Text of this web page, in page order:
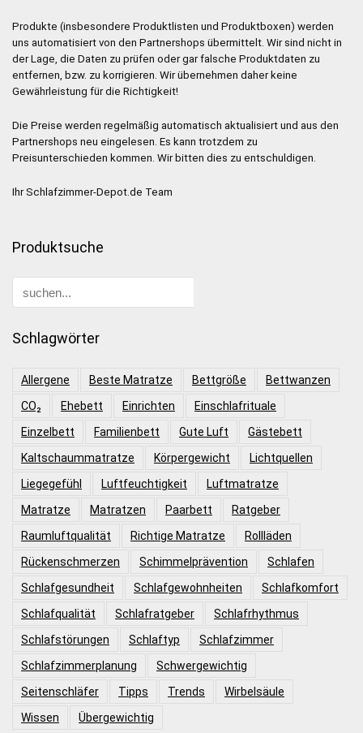
Produkte (insbesondere Produktlisten und Produktboxen) werden
uns automatisiert von den Partnershops übermittelt. Wir sind nicht in
der Lage, die Daten zu prüfen oder gar falsche Produktdaten zu
entfernen, bzw. zu korrigieren. Wir übernehmen daher keine
Gewährleistung für die Richtigkeit!
Die Preise werden regelmäßig automatisch aktualisiert und aus den
Partnershops neu eingelesen. Es kann trotzdem zu
Preisunterschieden kommen. Wir bitten dies zu entschuldigen.
Ihr Schlafzimmer-Depot.de Team
Produktsuche
Schlagwörter
Allergene Beste Matratze Bettgröße
Bettwanzen
CO₂
Ehebett Einrichten
Einschlafrituale
Einzelbett
Familienbett Gute Luft
Gästebett
Kaltschaummatratze
Körpergewicht
Lichtquellen
Liegegefühl
Luftfeuchtigkeit
Luftmatratze
Matratze
Matratzen Paarbett
Ratgeber
Raumluftqualität
Richtige Matratze
Rollläden
Rückenschmerzen
Schimmelprävention
Schlafen
Schlafgesundheit
Schlafgewohnheiten
Schlafkomfort
Schlafqualität
Schlafratgeber
Schlafrhythmus
Schlafstörungen
Schlaftyp
Schlafzimmer
Schlafzimmerplanung
Schwergewichtig
Seitenschläfer
Tipps Trends
Wirbelsäule
Wissen
Übergewichtig